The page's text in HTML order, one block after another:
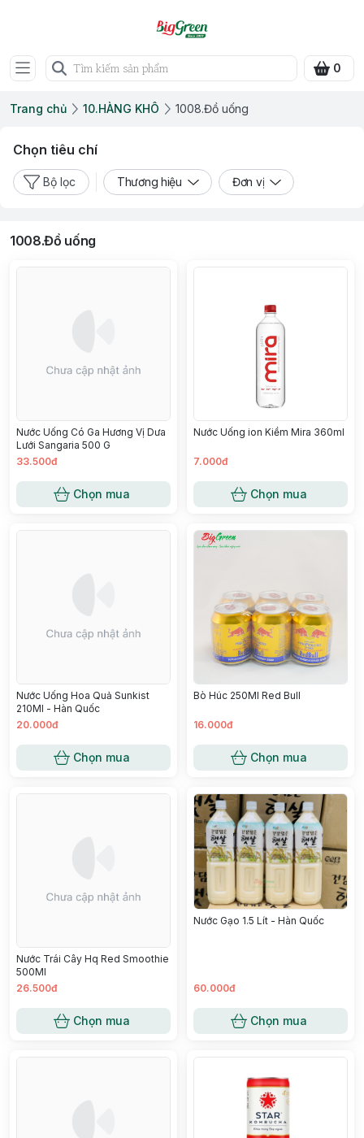
0
Trang chủ 10.HÀNG KHÔ 1008.Đồ uống
Chọn tiêu chí
Bộ lọc Thương hiệu Đơn vị
1008.Đồ uống
Nước Uống Có Ga Hương Vị Dưa
Lưới Sangaria 500 G
33.500đ
Chọn mua
Nước Uống ion Kiềm Mira 360ml
7.000đ
Chọn mua
Nước Uống Hoa Quả Sunkist
210Ml - Hàn Quốc
20.000đ
Chọn mua
Bò Húc 250Ml Red Bull
16.000đ
Chọn mua
Nước Trái Cây Hq Red Smoothie
500Ml
26.500đ
Chọn mua
Nước Gạo 1.5 Lít - Hàn Quốc
60.000đ
Chọn mua